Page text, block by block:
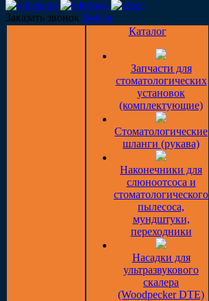
Заказать звонок Войти
Каталог
Запчасти для
стоматологических
установок
(комплектующие)
Стоматологические
шланги (рукава)
Наконечники для
слюноотсоса и
стоматологического
пылесоса,
мундштуки,
переходники
Насадки для
ультразвукового
скалера
(Woodpecker DTE)